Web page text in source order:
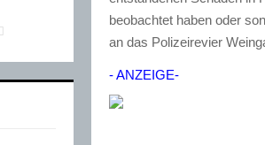
beobachtet haben oder
an das Polizeirevier
- ANZEIGE-